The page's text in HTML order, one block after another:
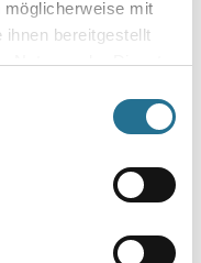
mit
bereitgestellt
Nutzung der Dienste